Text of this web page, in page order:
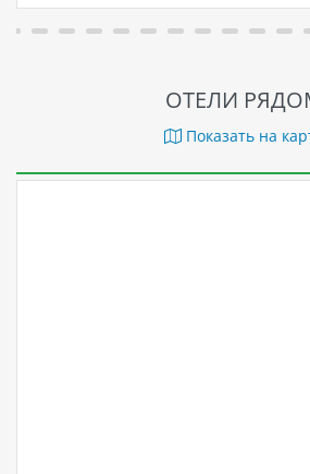
ОТЕЛИ
Показать на